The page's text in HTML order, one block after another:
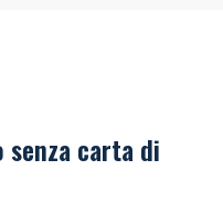
carta di